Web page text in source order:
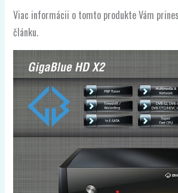
Viac informácii o tomto produkte Vám
článku.